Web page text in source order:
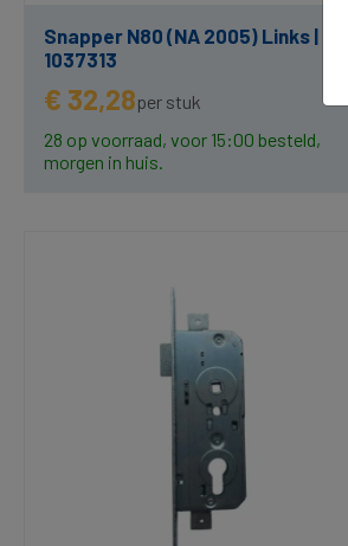
Snapper N80 (NA 2005) Links |
1037313
€ 32,28per stuk
28 op voorraad, voor 15:00 besteld,
morgen in huis.